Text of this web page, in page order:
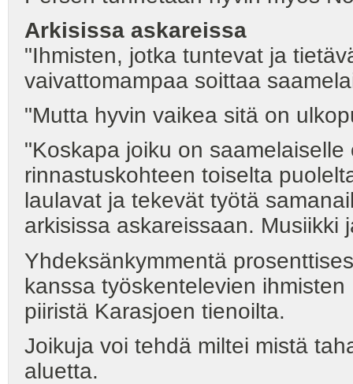
Arkisissa askareissa
"Ihmisten, jotka tuntevat ja
vaivattomampaa soittaa
"Mutta hyvin vaikea sitä on
"Koskapa joiku on
rinnastuskohteen toiselta
laulavat ja tekevät työtä
arkisissa askareissaan. Musiikki
Yhdeksänkymmentä
kanssa työskentelevien ihmisten
piiristä Karasjoen tienoilta.
Joikuja voi tehdä miltei mistä
aluetta.